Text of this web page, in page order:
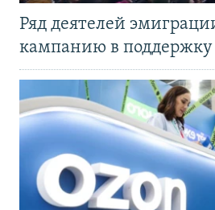
Ряд деятелей
кампанию в поддержку